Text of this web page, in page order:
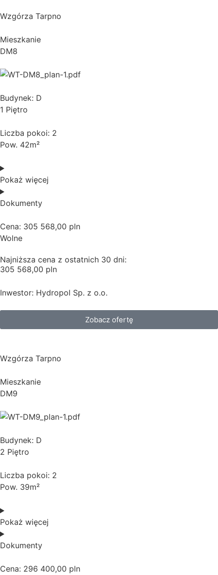
Wzgórza Tarpno
Mieszkanie
DM8
Budynek: D
1 Piętro
Liczba pokoi: 2
Pow. 42m²
Pokaż więcej
Dokumenty
Cena: 305 568,00 pln
Wolne
Najniższa cena z ostatnich 30 dni:
305 568,00 pln
Inwestor: Hydropol Sp. z o.o.
Zobacz ofertę
Wzgórza Tarpno
Mieszkanie
DM9
Budynek: D
2 Piętro
Liczba pokoi: 2
Pow. 39m²
Pokaż więcej
Dokumenty
Cena: 296 400,00 pln